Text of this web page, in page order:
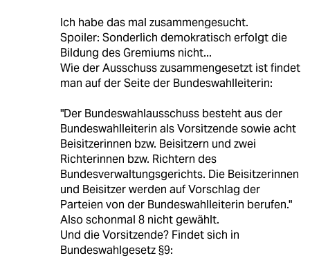
Ich habe das mal zusammengesucht.
Spoiler: Sonderlich demokratisch erfolgt die
Bildung des Gremiums nicht...
Wie der Ausschuss zusammengesetzt ist findet
man auf der Seite der Bundeswahlleiterin:
"Der Bundeswahlausschuss besteht aus der
Bundeswahlleiterin als Vorsitzende sowie acht
Beisitzerinnen bzw. Beisitzern und zwei
Richterinnen bzw. Richtern des
Bundesverwaltungsgerichts. Die Beisitzerinnen
und Beisitzer werden auf Vorschlag der
Parteien von der Bundeswahlleiterin berufen."
Also schonmal 8 nicht gewählt.
Und die Vorsitzende? Findet sich in
Bundeswahlgesetz §9: